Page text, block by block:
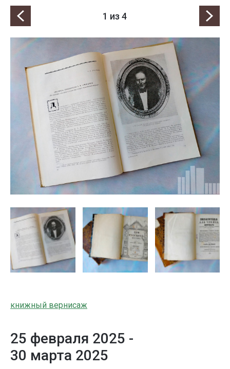
1 из 4
книжный вернисаж
25 февраля 2025 -
30 марта 2025